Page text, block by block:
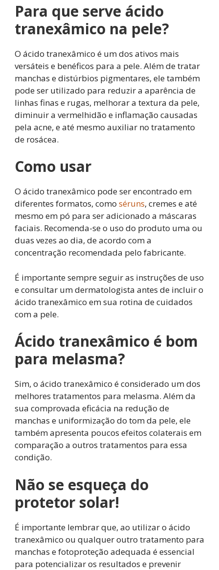
Para que serve ácido
tranexâmico na pele?
O ácido tranexâmico é um dos ativos mais
versáteis e benéficos para a pele. Além de tratar
manchas e distúrbios pigmentares, ele também
pode ser utilizado para reduzir a aparência de
linhas finas e rugas, melhorar a textura da pele,
diminuir a vermelhidão e inflamação causadas
pela acne, e até mesmo auxiliar no tratamento
de rosácea.
Como usar
O ácido tranexâmico pode ser encontrado em
diferentes formatos, como séruns, cremes e até
mesmo em pó para ser adicionado a máscaras
faciais. Recomenda-se o uso do produto uma ou
duas vezes ao dia, de acordo com a
concentração recomendada pelo fabricante.
É importante sempre seguir as instruções de uso
e consultar um dermatologista antes de incluir o
ácido tranexâmico em sua rotina de cuidados
com a pele.
Ácido tranexâmico é bom
para melasma?
Sim, o ácido tranexâmico é considerado um dos
melhores tratamentos para melasma. Além da
sua comprovada eficácia na redução de
manchas e uniformização do tom da pele, ele
também apresenta poucos efeitos colaterais em
comparação a outros tratamentos para essa
condição.
Não se esqueça do
protetor solar!
É importante lembrar que, ao utilizar o ácido
tranexâmico ou qualquer outro tratamento para
manchas e fotoproteção adequada é essencial
para potencializar os resultados e prevenir